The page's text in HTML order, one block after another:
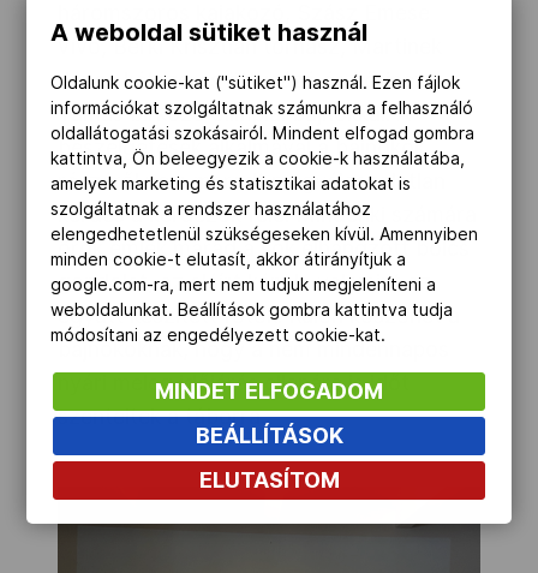
vívó, Berki Krisztián tornász, Martinek
János kétszeres öttusázó és Lőrincz
Tamás birkózó olimpiai bajnokkal. A
beszélgetések alkalmával a bajnokok
részéről nem maradt megválaszolatlan
kérdés a kérdezők felé. Mindenki számára
örök emlék marad a sok elhangzott bölcs
gondolat, az aláírt képek, valamint az
együtt készített fotók. Külön köszönet a
bajnokoknak, hogy a nem mindennapos
nyári meleg időjárás ellenére is időt
szenteltek a táborra.
A weboldal sütiket használ
Oldalunk cookie-kat ("sütiket") használ. Ezen fájlok
információkat szolgáltatnak számunkra a felhasználó
oldallátogatási szokásairól. Mindent elfogad gombra
kattintva, Ön beleegyezik a cookie-k használatába,
amelyek marketing és statisztikai adatokat is
szolgáltatnak a rendszer használatához
elengedhetetlenül szükségeseken kívül. Amennyiben
minden cookie-t elutasít, akkor átirányítjuk a
google.com-ra, mert nem tudjuk megjeleníteni a
weboldalunkat. Beállítások gombra kattintva tudja
módosítani az engedélyezett cookie-kat.
MINDET ELFOGADOM
BEÁLLÍTÁSOK
ELUTASÍTOM